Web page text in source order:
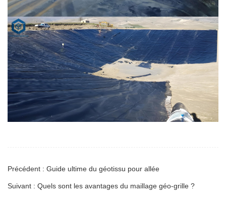
Précédent : Guide ultime du géotissu pour allée
Suivant : Quels sont les avantages du maillage géo-grille ?